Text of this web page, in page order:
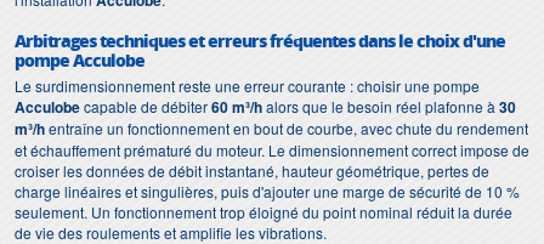
Arbitrages techniques et erreurs fréquentes dans le choix d'une
pompe Acculobe
Le surdimensionnement reste une erreur courante : choisir une pompe
Acculobecapable de débiter60 m³/halors que le besoin réel plafonne à 30
m³/hentraîne un fonctionnement en bout de courbe, avec chute du rendement
et échauffement prématuré du moteur. Le dimensionnement correct impose de
croiser les données de débit instantané, hauteur géométrique, pertes de
charge linéaires et singulières, puis d'ajouter une marge de sécurité de 10 %
seulement. Un fonctionnement trop éloigné du point nominal réduit la durée
de vie des roulements et amplifie les vibrations.